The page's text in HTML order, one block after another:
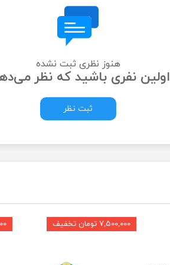
هنوز نظری ثبت نشده
اولین نفری باشید که نظر
ثبت نظر
۷,۵۰۰,۰۰۰ تومان تخفیف